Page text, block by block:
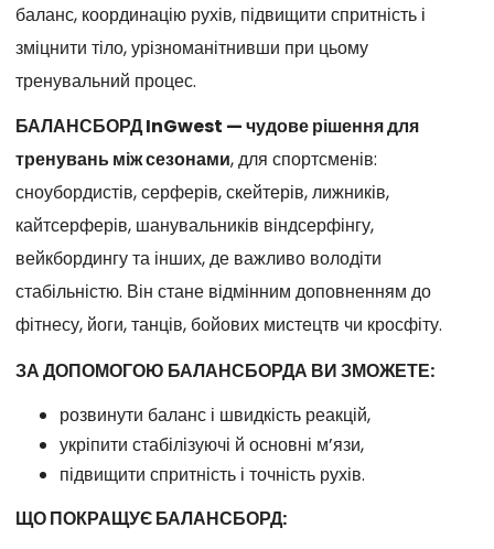
баланс, координацію рухів, підвищити спритність і
зміцнити тіло, урізноманітнивши при цьому
тренувальний процес.
БАЛАНСБОРД InGwest — чудове рішення для
тренувань між сезонами, для спортсменів:
сноубордистів, серферів, скейтерів, лижників,
кайтсерферів, шанувальників віндсерфінгу,
вейкбордингу та інших, де важливо володіти
стабільністю. Він стане відмінним доповненням до
фітнесу, йоги, танців, бойових мистецтв чи кросфіту.
ЗА ДОПОМОГОЮ БАЛАНСБОРДА ВИ ЗМОЖЕТЕ:
розвинути баланс і швидкість реакцій,
укріпити стабілізуючі й основні м’язи,
підвищити спритність і точність рухів.
ЩО ПОКРАЩУЄ БАЛАНСБОРД: